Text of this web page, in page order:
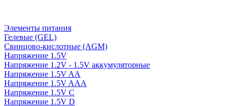
Элементы питания
Гелевые (GEL)
Свинцово-кислотные (AGM)
Напряжение 1.5V
Напряжение 1.2V - 1.5V аккумуляторные
Напряжение 1.5V AA
Напряжение 1.5V AAA
Напряжение 1.5V C
Напряжение 1.5V D